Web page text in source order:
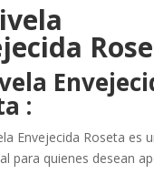
:
Envejecida Roseta es
para quienes desean